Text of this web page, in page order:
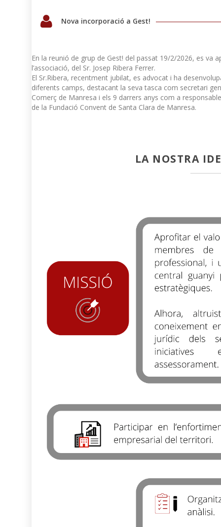
Nova incorporació a Gest!
En la reunió de grup de Gest! del passat 19/2/2026, es va
l’associació, del Sr. Josep Ribera Ferrer.
El Sr.Ribera, recentment jubilat, es advocat i ha
diferents camps, destacant la seva tasca com secretari
Comerç de Manresa i els 9 darrers anys com a
de la Fundació Convent de Santa Clara de Manresa.
LA NOSTRA